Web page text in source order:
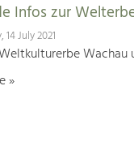
Infos zur
July 2021
»